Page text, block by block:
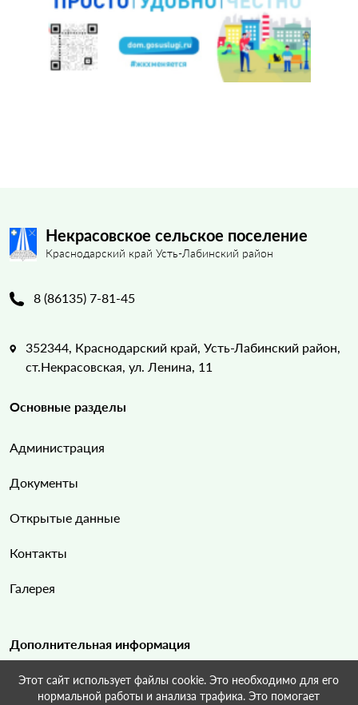
Некрасовское сельское поселение
Краснодарский край Усть-Лабинский район
8 (86135) 7-81-45
352344, Краснодарский край, Усть-Лабинский район,
ст.Некрасовская, ул. Ленина, 11
Основные разделы
Администрация
Документы
Открытые данные
Контакты
Галерея
Дополнительная информация
Карта сайта
Этот сайт использует файлы cookie. Это необходимо для его
нормальной работы и анализа трафика. Это помогает